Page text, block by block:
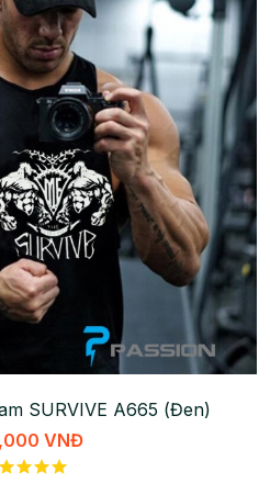
SURVIVE A665 (Đen)
VNĐ